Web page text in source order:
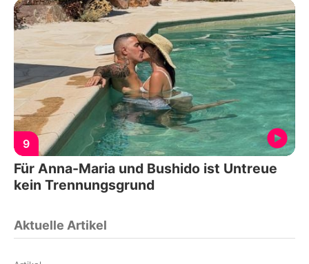
9
Für Anna-Maria und Bushido ist Untreue
kein Trennungsgrund
Aktuelle Artikel